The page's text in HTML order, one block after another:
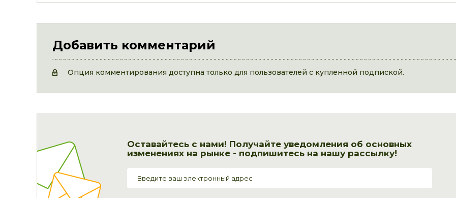
Добавить комментарий
Опция комментирования доступна только для пользователей с купленной подпиской.
Оставайтесь с нами! Получайте уведомления об основных
изменениях на рынке - подпишитесь на нашу рассылку!